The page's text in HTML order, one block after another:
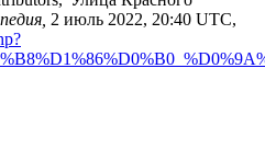
2 июль 2022, 20:40 UTC,